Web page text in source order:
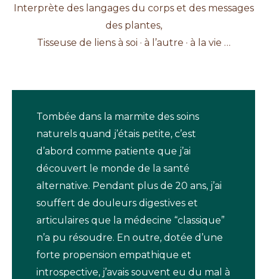
Interprète des langages du corps et des messages
des plantes,
Tisseuse de liens à soi · à l’autre · à la vie …
Tombée dans la marmite des soins
naturels quand j’étais petite, c’est
d’abord comme patiente que j’ai
découvert le monde de la santé
alternative. Pendant plus de 20 ans, j’ai
souffert de douleurs digestives et
articulaires que la médecine “classique”
n’a pu résoudre. En outre, dotée d’une
forte propension empathique et
introspective, j’avais souvent eu du mal à